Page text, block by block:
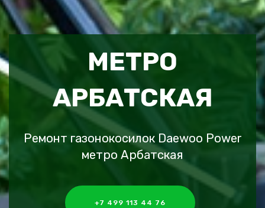
МЕТРО
АРБАТСКАЯ
Ремонт газонокосилок Daewoo Power
метро Арбатская
+7 499 113 44 76